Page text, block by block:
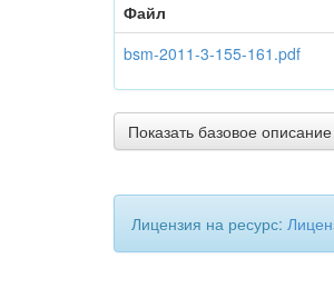
Файл
bsm-2011-3-155-161.pdf
Показать базовое
Лицензия на ресурс: